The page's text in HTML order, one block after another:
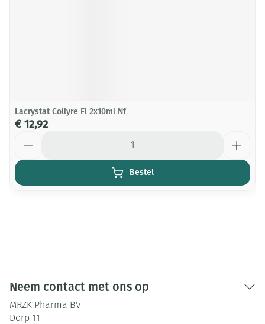
Lacrystat Collyre Fl 2x10ml Nf
€ 12,92
Bestel
Neem contact met ons op
MRZK Pharma BV
Dorp 11